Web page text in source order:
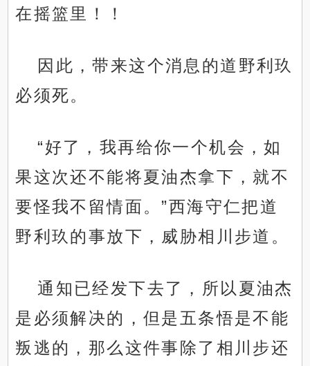
在摇篮里！！
因此，带来这个消息的道野利玖
必须死。
“好了，我再给你一个机会，如
果这次还不能将夏油杰拿下，就不
要怪我不留情面。”西海守仁把道
野利玖的事放下，威胁相川步道。
通知已经发下去了，所以夏油杰
是必须解决的，但是五条悟是不能
叛逃的，那么这件事除了相川步还